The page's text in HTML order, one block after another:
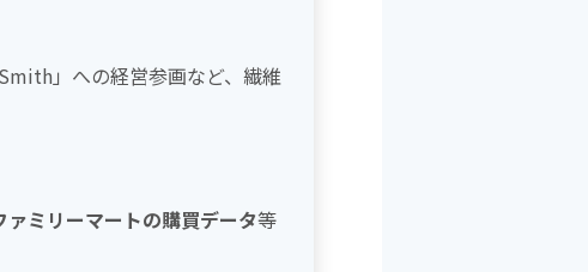
」への経営参画など、繊維
ァミリーマートの購買データ等